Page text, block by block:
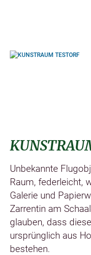
Unbekannte
Raum, federleicht,
Galerie und
Zarrentin am
glauben, dass
ursprünglich aus
bestehen.